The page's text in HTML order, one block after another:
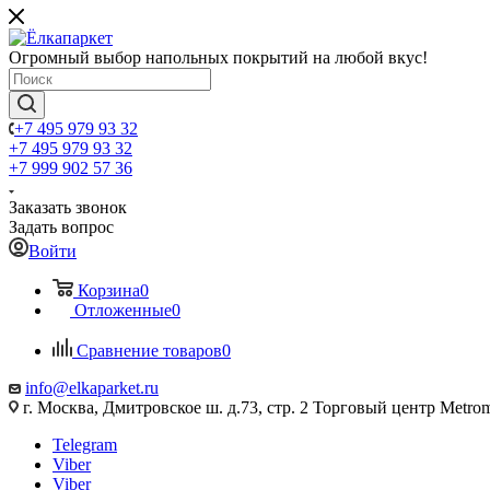
Огромный выбор напольных покрытий на любой вкус!
+7 495 979 93 32
+7 495 979 93 32
+7 999 902 57 36
Заказать звонок
Задать вопрос
Войти
Корзина0
Отложенные0
Сравнение товаров0
info@elkaparket.ru
г. Москва, Дмитровское ш. д.73, стр. 2 Торговый центр
Telegram
Viber
Viber